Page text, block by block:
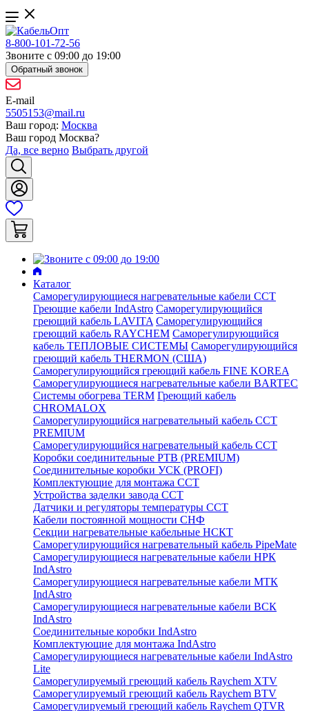
8-800-101-72-56
Звоните с 09:00 до 19:00
Обратный звонок
E-mail
5505153@mail.ru
Ваш город: Москва
Ваш город Москва?
Да, все верно Выбрать другой
Каталог
Саморегулирующиеся нагревательные кабели ССТ
Греющие кабели IndAstro Саморегулирующийся
греющий кабель LAVITA Саморегулирующийся
греющий кабель RAYCHEM Саморегулирующийся
кабель ТЕПЛОВЫЕ СИСТЕМЫ Саморегулирующийся
греющий кабель THERMON (США)
Саморегулирующийся греющий кабель FINE KOREA
Саморегулирующиеся нагревательные кабели BARTEC
Системы обогрева TERM Греющий кабель
CHROMALOX
Саморегулирующийся нагревательный кабель ССТ
PREMIUM
Саморегулирующийся нагревательный кабель ССТ
Коробки соединительные РТВ (PREMIUM)
Соединительные коробки УСК (PROFI)
Комплектующие для монтажа ССТ
Устройства заделки завода ССТ
Датчики и регуляторы температуры ССТ
Кабели постоянной мощности СНФ
Секции нагревательные кабельные НСКТ
Саморегулирующийся нагревательный кабель PipeMate
Саморегулирующиеся нагревательные кабели НРК
IndAstro
Саморегулирующиеся нагревательные кабели МТК
IndAstro
Саморегулирующиеся нагревательные кабели ВСК
IndAstro
Соединительные коробки IndAstro
Комплектующие для монтажа IndAstro
Саморегулирующиеся нагревательные кабели IndAstro
Lite
Саморегулируемый греющий кабель Raychem XTV
Саморегулируемый греющий кабель Raychem BTV
Саморегулируемый греющий кабель Raychem QTVR